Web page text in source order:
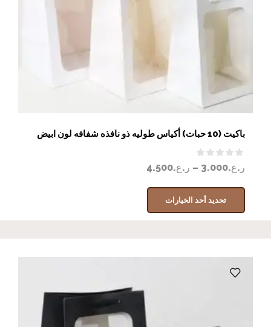
باكيت (10 حبات) أكياس طوليه ذو نافذه شفافه لون ابيض
ر.ع.3.000
– ر.ع.4.500
تحديد أحد الخيارات